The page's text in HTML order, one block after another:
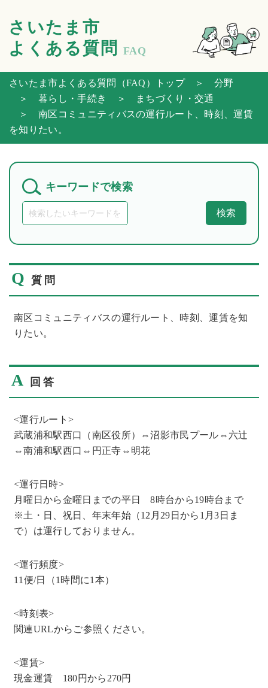
さいたま市
よくある質問
FAQ
さいたま市よくある質問（FAQ）トップ＞ 分野
＞ 暮らし・手続き
＞ まちづくり・交通
＞ 南区コミュニティバスの運行ルート、時刻、運賃
を知りたい。
キーワードで検索
検索
Q 質問
南区コミュニティバスの運行ルート、時刻、運賃を知
りたい。
A 回答
<運行ルート>
武蔵浦和駅西口（南区役所）⇔沼影市民プール⇔六辻
⇔南浦和駅西口⇔円正寺⇔明花
<運行日時>
月曜日から金曜日までの平日 8時台から19時台まで
※土・日、祝日、年末年始（12月29日から1月3日ま
で）は運行しておりません。
<運行頻度>
11便/日（1時間に1本）
<時刻表>
関連URLからご参照ください。
<運賃>
現金運賃 180円から270円